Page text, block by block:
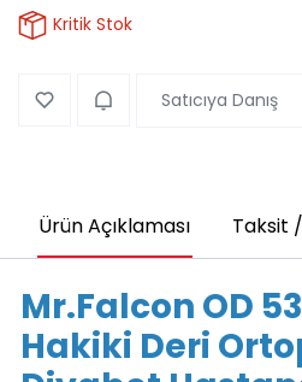
Kritik Stok
Satıcıya Danış
Ürün Açıklaması Taksit
Mr.Falcon OD
Hakiki Deri